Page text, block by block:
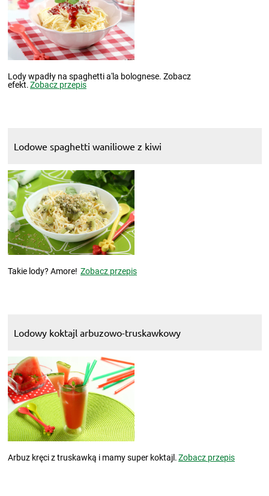
Lody wpadły na spaghetti a'la bolognese. Zobacz
efekt.Zobacz przepis
Lodowe spaghetti waniliowe z kiwi
Takie lody? Amore! Zobacz przepis
Lodowy koktajl arbuzowo-truskawkowy
Arbuz kręci z truskawką i mamy super koktajl.Zobacz przepis